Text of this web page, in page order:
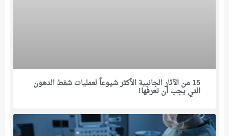
15 من الآثار الجانبية الأكثر شيوعاً لعمليات شفط الدهون
التي يجب أن تعرفها!